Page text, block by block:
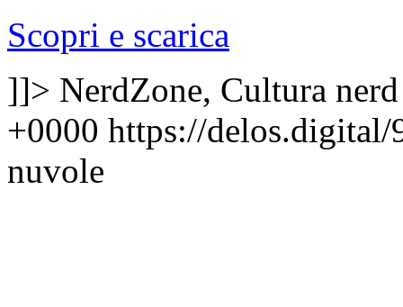
Scopri e scarica
]]> NerdZone, Cultura nerd
+0000 https://
nuvole